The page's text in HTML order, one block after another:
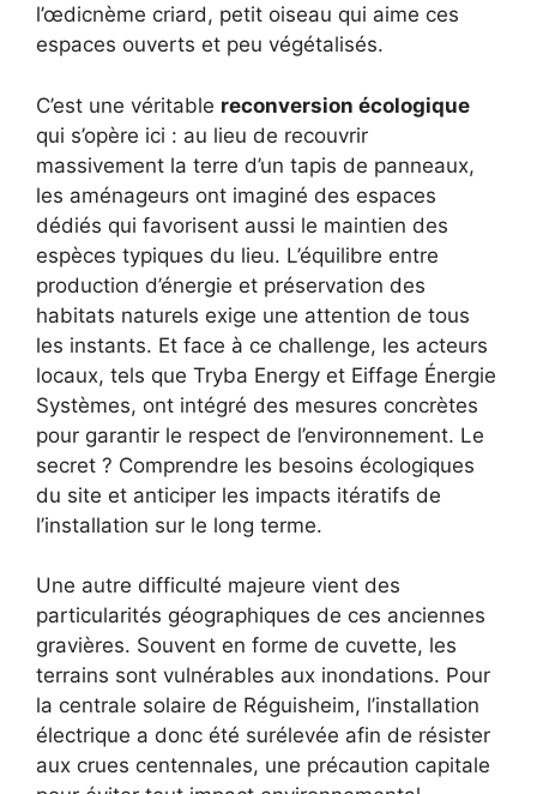
l’œdicnème criard, petit oiseau qui aime ces
espaces ouverts et peu végétalisés.
C’est une véritable reconversion écologique
qui s’opère ici : au lieu de recouvrir
massivement la terre d’un tapis de panneaux,
les aménageurs ont imaginé des espaces
dédiés qui favorisent aussi le maintien des
espèces typiques du lieu. L’équilibre entre
production d’énergie et préservation des
habitats naturels exige une attention de tous
les instants. Et face à ce challenge, les acteurs
locaux, tels que Tryba Energy et Eiffage Énergie
Systèmes, ont intégré des mesures concrètes
pour garantir le respect de l’environnement. Le
secret ? Comprendre les besoins écologiques
du site et anticiper les impacts itératifs de
l’installation sur le long terme.
Une autre difficulté majeure vient des
particularités géographiques de ces anciennes
gravières. Souvent en forme de cuvette, les
terrains sont vulnérables aux inondations. Pour
la centrale solaire de Réguisheim, l’installation
électrique a donc été surélevée afin de résister
aux crues centennales, une précaution capitale